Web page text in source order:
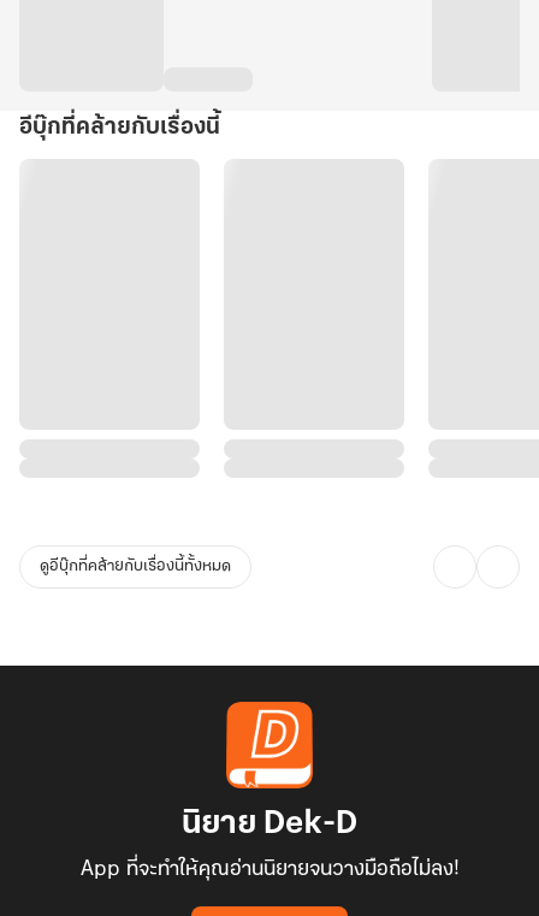
อีบุ๊กที่คล้ายกับเรื่องนี้
ดูอีบุ๊กที่คล้ายกับเรื่องนี้ทั้งหมด
นิยาย Dek-D
App ที่จะทำให้คุณอ่านนิยายจนวางมือถือไม่ลง!